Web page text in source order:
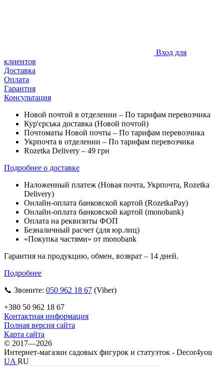
Вход для
клиентов
Доставка
Оплата
Гарантия
Консультация
Новой почтой в отделении – По тарифам перевозчика
Кур'єрська доставка (Новой почтой)
Почтоматы Новой почты – По тарифам перевозчика
Укрпочта в отделении – По тарифам перевозчика
Rozetka Delivery – 49 грн
Подробнее о доставке
Наложенный платеж (Новая почта, Укрпочта, Rozetka
Delivery)
Онлайн-оплата банковской картой (RozetkaPay)
Онлайн-оплата банковской картой (monobank)
Оплата на реквизиты ФОП
Безналичный расчет (для юр.лиц)
«Покупка частями» от monobank
Гарантия на продукцию, обмен, возврат – 14 дней.
Подробнее
📞 Звоните: 050 962 18 67 (Viber)
+380 50 962 18 67
Контактная информация
Полная версия сайта
Карта сайта
© 2017—2026
Интернет-магазин садовых фигурок и статуэток - Decor4you
UA RU